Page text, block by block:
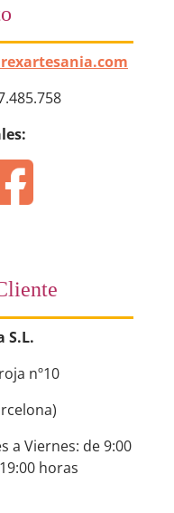
S.L.
nº10
a Viernes: de 9:00
horas